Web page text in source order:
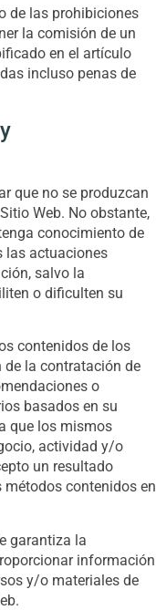
de las prohibiciones
la comisión de un
en el artículo
incluso penas de
que no se produzcan
Web. No obstante,
conocimiento de
las actuaciones
salvo la
o dificulten su
contenidos de los
la contratación de
o
basados en su
que los mismos
actividad y/o
un resultado
contenidos en
garantiza la
información
y/o materiales de